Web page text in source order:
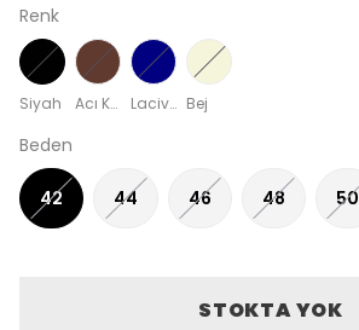
Renk
Siyah Acı Kahve Lacivert Bej
Beden
42 44 46 48 50
STOKTA YOK